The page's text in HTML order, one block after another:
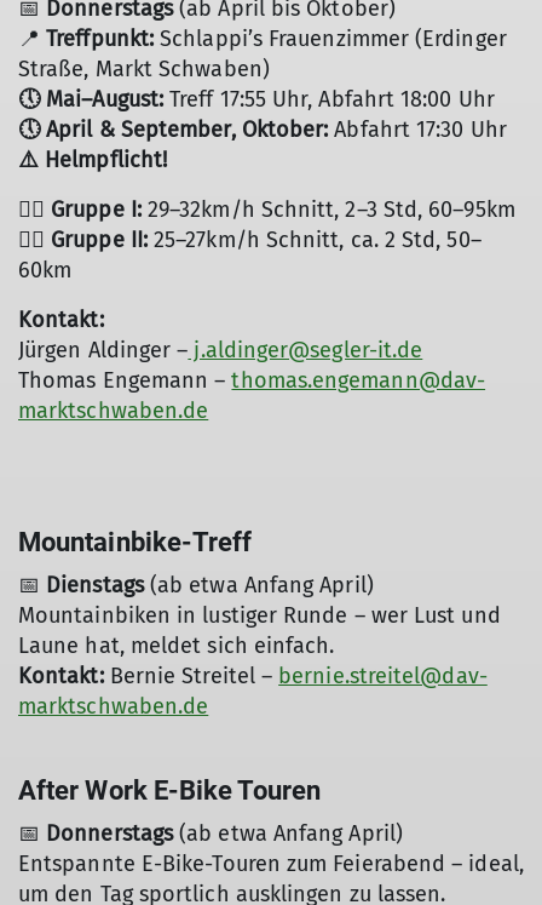
📅 Donnerstags(ab April bis Oktober)
📍 Treffpunkt:Schlappi’s Frauenzimmer (Erdinger
Straße, Markt Schwaben)
🕔 Mai–August:Treff 17:55 Uhr, Abfahrt 18:00 Uhr
🕔 April & September, Oktober:Abfahrt 17:30 Uhr
⚠️ Helmpflicht!
🚴‍♂️ Gruppe I: 29–32km/h Schnitt, 2–3 Std, 60–95km
🚴‍♂️ Gruppe II:25–27km/h Schnitt, ca. 2 Std, 50–
60km
Kontakt:
Jürgen Aldinger – j.aldinger@segler-it.de
Thomas Engemann –thomas.engemann@dav-
marktschwaben.de
Mountainbike-Treff
📅 Dienstags(ab etwa Anfang April)
Mountainbiken in lustiger Runde – wer Lust und
Laune hat, meldet sich einfach.
Kontakt:Bernie Streitel – bernie.streitel@dav-
marktschwaben.de
After Work E-Bike Touren
📅 Donnerstags(ab etwa Anfang April)
Entspannte E-Bike-Touren zum Feierabend – ideal,
um den Tag sportlich ausklingen zu lassen.